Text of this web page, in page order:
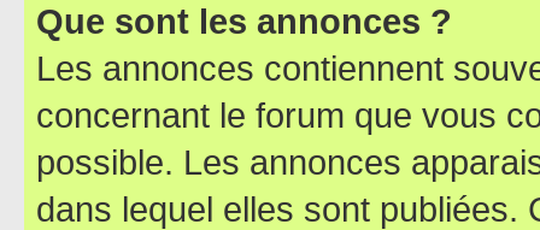
Que sont les annonces ?
Les annonces contiennent
concernant le forum que vous
possible. Les annonces
dans lequel elles sont publiées.